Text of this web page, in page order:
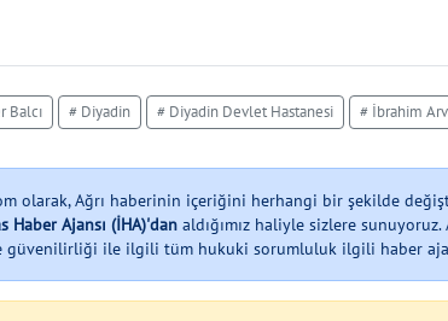
Balcı # Diyadin # Diyadin Devlet Hastanesi # İbrahim
olarak, Ağrı haberinin içeriğini herhangi bir şekilde
Haber Ajansı (İHA)'dan aldığımız haliyle sizlere
güvenilirliği ile ilgili tüm hukuki sorumluluk ilgili haber